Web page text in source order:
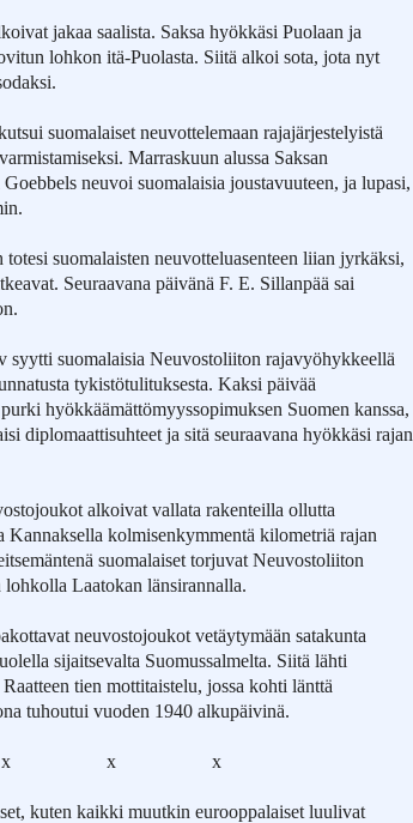
jakaa saalista. Saksa hyökkäsi Puolaan ja
lohkon itä-Puolasta. Siitä alkoi sota, jota nyt
suomalaiset neuvottelemaan rajajärjestelyistä
Marraskuun alussa Saksan
neuvoi suomalaisia joustavuuteen, ja lupasi,
totesi suomalaisten neuvotteluasenteen liian jyrkäksi,
Seuraavana päivänä F. E. Sillanpää sai
syytti suomalaisia Neuvostoliiton rajavyöhykkeellä
tykistötulituksesta. Kaksi päivää
hyökkäämättömyyssopimuksen Suomen kanssa,
diplomaattisuhteet ja sitä seuraavana hyökkäsi rajan
alkoivat vallata rakenteilla ollutta
Kannaksella kolmisenkymmentä kilometriä rajan
suomalaiset torjuvat Neuvostoliiton
Laatokan länsirannalla.
neuvostojoukot vetäytymään satakunta
sijaitsevalta Suomussalmelta. Siitä lähti
tien mottitaistelu, jossa kohti länttä
tuhoutui vuoden 1940 alkupäivinä.
x x x
kuten kaikki muutkin eurooppalaiset luulivat